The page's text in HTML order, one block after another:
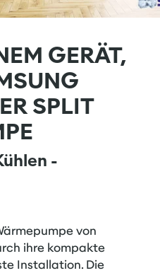
GERÄT,
SPLIT
-
von
ihre kompakte
Installation. Die